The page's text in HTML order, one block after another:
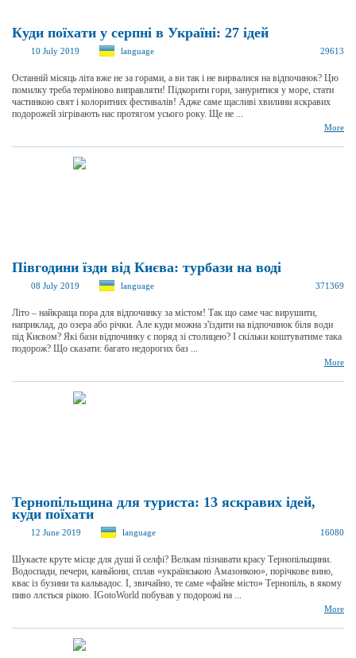
Куди поїхати у серпні в Україні: 27 ідей
10 July 2019 language 29613
Останній місяць літа вже не за горами, а ви так і не вирвалися на відпочинок? Цю
помилку треба терміново виправляти! Підкорити гори, зануритися у море, стати
частинкою свят і колоритних фестивалів! Адже саме щасливі хвилини яскравих
подорожей зігрівають нас протягом усього року. Ще не ...
More
Півгодини їзди від Києва: турбази на воді
08 July 2019 language 371369
Літо – найкраща пора для відпочинку за містом! Так що саме час вирушити,
наприклад, до озера або річки. Але куди можна з'їздити на відпочинок біля води
під Києвом? Які бази відпочинку є поряд зі столицею? І скільки коштуватиме така
подорож? Що сказати: багато недорогих баз ...
More
Тернопільщина для туриста: 13 яскравих ідей,
куди поїхати
12 June 2019 language 16080
Шукаєте круте місце для душі й селфі? Велкам пізнавати красу Тернопільщини.
Водоспади, печери, каньйони, сплав «українською Амазонкою», порічкове вино,
квас із бузини та кальвадос. І, звичайно, те саме «файне місто» Тернопіль, в якому
пиво ллється рікою. IGotoWorld побував у подорожі на ...
More